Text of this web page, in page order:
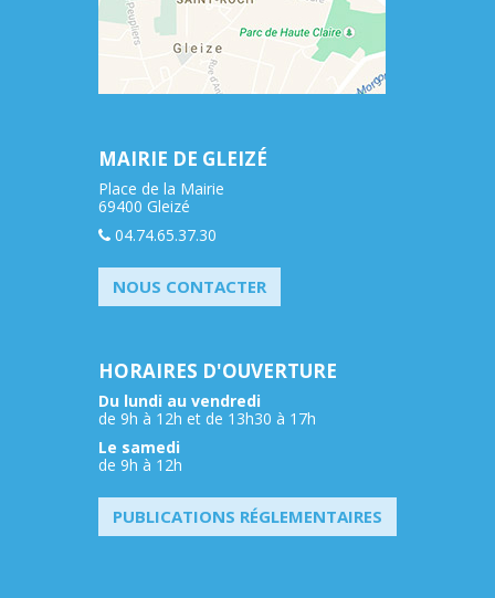
MAIRIE DE GLEIZÉ
Place de la Mairie
69400 Gleizé
04.74.65.37.30
NOUS CONTACTER
HORAIRES D'OUVERTURE
Du lundi au vendredi
de 9h à 12h et de 13h30 à 17h
Le samedi
de 9h à 12h
PUBLICATIONS RÉGLEMENTAIRES